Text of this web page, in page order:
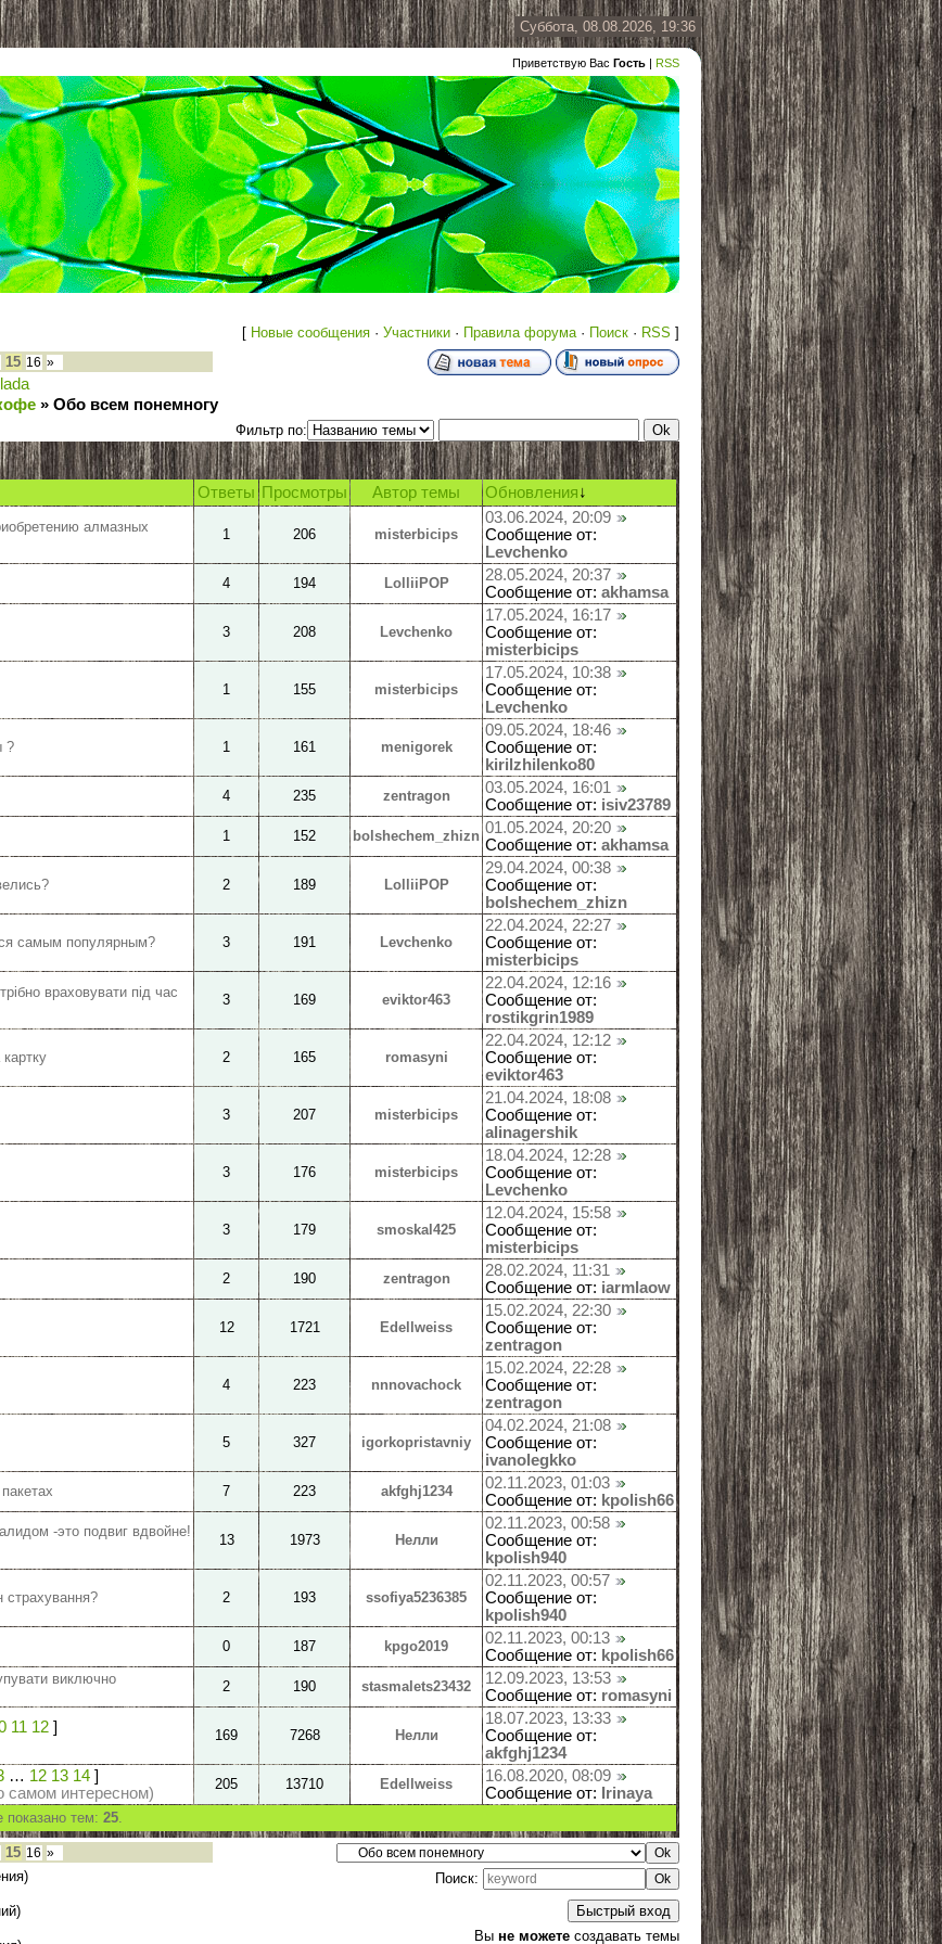
Суббота, 08.08.2026, 19:36
Приветствую Вас Гость | RSS
[ Новые сообщения · Участники · Правила форума· Поиск · RSS ]
15 16 »
» Обо всем понемногу
Фильтр по:
Ответы Просмотры Автор темы Обновления↓
алмазных
1 206 misterbicips
03.06.2024, 20:09
Сообщение от:
Levchenko
4 194 LolliiPOP
28.05.2024, 20:37
Сообщение от: akhamsa
3 208 Levchenko
17.05.2024, 16:17
Сообщение от:
misterbicips
1 155 misterbicips
17.05.2024, 10:38
Сообщение от:
Levchenko
? 1 161 menigorek
09.05.2024, 18:46
Сообщение от:
kirilzhilenko80
4 235 zentragon
03.05.2024, 16:01
Сообщение от: isiv23789
1 152 bolshechem_zhizn 01.05.2024, 20:20
Сообщение от: akhamsa
2 189 LolliiPOP
29.04.2024, 00:38
Сообщение от:
bolshechem_zhizn
самым популярным? 3 191 Levchenko
22.04.2024, 22:27
Сообщение от:
misterbicips
враховувати під час
3 169 eviktor463
22.04.2024, 12:16
Сообщение от:
rostikgrin1989
2 165 romasyni
22.04.2024, 12:12
Сообщение от:
eviktor463
3 207 misterbicips
21.04.2024, 18:08
Сообщение от:
alinagershik
3 176 misterbicips
18.04.2024, 12:28
Сообщение от:
Levchenko
3 179 smoskal425
12.04.2024, 15:58
Сообщение от:
misterbicips
2 190 zentragon
28.02.2024, 11:31
Сообщение от: iarmlaow
12 1721 Edellweiss
15.02.2024, 22:30
Сообщение от:
zentragon
4 223 nnnovachock
15.02.2024, 22:28
Сообщение от:
zentragon
5 327 igorkopristavniy
04.02.2024, 21:08
Сообщение от:
ivanolegkko
7 223 akfghj1234
02.11.2023, 01:03
Сообщение от: kpolish66
-это подвиг вдвойне!
13 1973 Нелли
02.11.2023, 00:58
Сообщение от:
kpolish940
страхування? 2 193 ssofiya5236385
02.11.2023, 00:57
Сообщение от:
kpolish940
0 187 kpgo2019
02.11.2023, 00:13
Сообщение от: kpolish66
виключно
2 190 stasmalets23432
12.09.2023, 13:53
Сообщение от: romasyni
11 12 ]
169 7268 Нелли
18.07.2023, 13:33
Сообщение от:
akfghj1234
… 12 13 14 ]
самом интересном)
205 13710 Edellweiss
16.08.2020, 08:09
Сообщение от:
Irinaya
показано тем: 25.
15 16 »
Поиск:
Вы не можете создавать темы